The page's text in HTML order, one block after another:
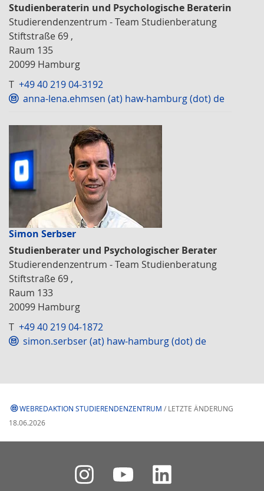
Studienberaterin und Psychologische Beraterin
Studierendenzentrum - Team Studienberatung
Stiftstraße 69 ,
Raum 135
20099 Hamburg
T +49 40 219 04-3192
anna-lena.ehmsen (at) haw-hamburg (dot) de
Simon Serbser
Studienberater und Psychologischer Berater
Studierendenzentrum - Team Studienberatung
Stiftstraße 69 ,
Raum 133
20099 Hamburg
T +49 40 219 04-1872
simon.serbser (at) haw-hamburg (dot) de
WEBREDAKTION STUDIERENDENZENTRUM / LETZTE ÄNDERUNG
18.06.2026